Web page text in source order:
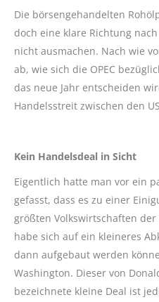
Die börsengehandelten
doch eine klare Richtung
nicht ausmachen. Nach wie
ab, wie sich die OPEC
das neue Jahr entscheiden
Handelsstreit zwischen den
Kein Handelsdeal in Sicht
Eigentlich hatte man vor ein
gefasst, dass es zu einer
größten Volkswirtschaften
habe sich auf ein kleineres
dann aufgebaut werden
Washington. Dieser von
bezeichnete kleine Deal ist